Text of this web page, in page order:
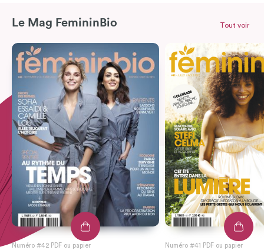
Le Mag FemininBio
Numéro #42 PDF ou papier Numéro #41 PDF ou papier
Tout voir